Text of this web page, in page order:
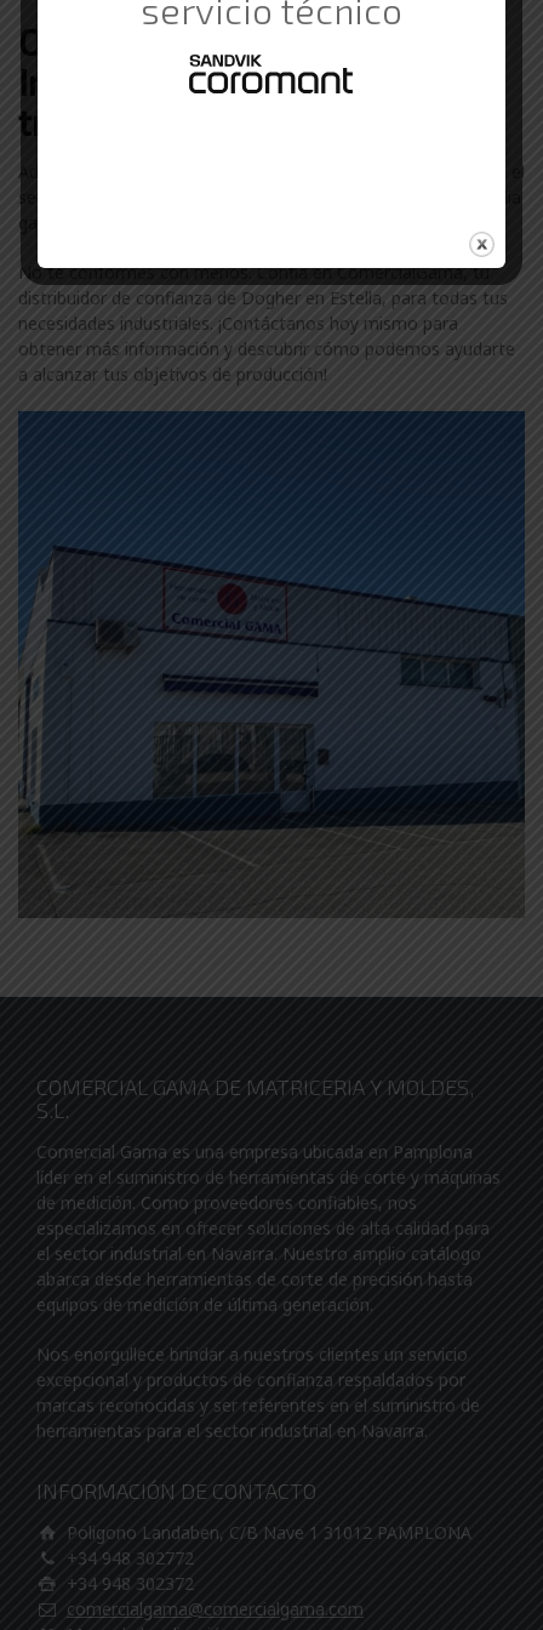
Otras marcas de Suministros
Industriales con las que
trabajamos en Estella
Además de Dogher, colaboramos con otras marcas líderes en el
gama de marcas visitando nuestra
No te conformes con menos. Confía en ComercialGama, tu
distribuidor de confianza de Dogher en Estella, para todas tus
necesidades industriales. ¡Contáctanos hoy mismo para
obtener más información y descubrir cómo podemos ayudarte
a alcanzar tus objetivos de producción!
COMERCIAL GAMA DE MATRICERIA Y MOLDES,
S.L.
Comercial Gama es una empresa ubicada en Pamplona
líder en el suministro de herramientas de corte y máquinas
de medición. Como proveedores confiables, nos
especializamos en ofrecer soluciones de alta calidad para
el sector industrial en Navarra. Nuestro amplio catálogo
abarca desde herramientas de corte de precisión hasta
equipos de medición de última generación.
Nos enorgullece brindar a nuestros clientes un servicio
excepcional y productos de confianza respaldados por
marcas reconocidas y ser referentes en el suministro de
herramientas para el sector industrial en Navarra.
INFORMACIÓN DE CONTACTO
Poligono Landaben, C/B Nave 1 31012 PAMPLONA
+34 948 302772
+34 948 302372
comercialgama@comercialgama.com
servicio técnico